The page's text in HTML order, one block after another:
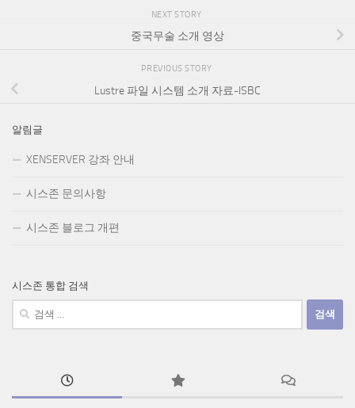
NEXT STORY
중국무술 소개 영상
PREVIOUS STORY
Lustre 파일 시스템 소개 자료-ISBC
알림글
XENSERVER 강좌 안내
시스존 문의사항
시스존 블로그 개편
시스존 통합 검색
검